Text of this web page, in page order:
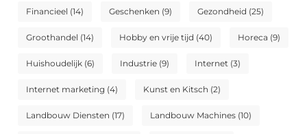
Financieel (14) Geschenken (9) Gezondheid (25)
Groothandel (14) Hobby en vrije tijd (40) Horeca (9)
Huishoudelijk (6) Industrie (9) Internet (3)
Internet marketing (4) Kunst en Kitsch (2)
Landbouw Diensten (17) Landbouw Machines (10)